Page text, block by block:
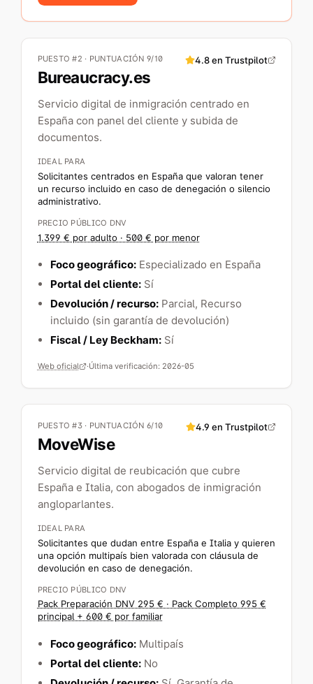
PUESTO #2 · PUNTUACIÓN 9/10
Bureaucracy.es
4.8 en Trustpilot
Servicio digital de inmigración centrado en
España con panel del cliente y subida de
documentos.
IDEAL PARA
Solicitantes centrados en España que valoran tener
un recurso incluido en caso de denegación o silencio
administrativo.
PRECIO PÚBLICO DNV
1.399 € por adulto · 500 € por menor
Foco geográfico: Especializado en España
Portal del cliente: Sí
Devolución / recurso: Parcial, Recurso
incluido (sin garantía de devolución)
Fiscal / Ley Beckham: Sí
Web oficial ·Última verificación: 2026-05
PUESTO #3 · PUNTUACIÓN 6/10
MoveWise
4.9 en Trustpilot
Servicio digital de reubicación que cubre
España e Italia, con abogados de inmigración
angloparlantes.
IDEAL PARA
Solicitantes que dudan entre España e Italia y quieren
una opción multipaís bien valorada con cláusula de
devolución en caso de denegación.
PRECIO PÚBLICO DNV
Pack Preparación DNV 295 € · Pack Completo 995 €
principal + 600 € por familiar
Foco geográfico: Multipaís
Portal del cliente: No